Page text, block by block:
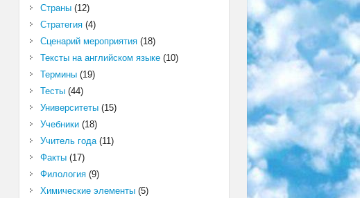
Страны(12)
Стратегия(4)
Сценарий мероприятия(18)
Тексты на английском языке(10)
Термины(19)
Тесты(44)
Университеты(15)
Учебники(18)
Учитель года(11)
Факты(17)
Филология(9)
Химические элементы(5)